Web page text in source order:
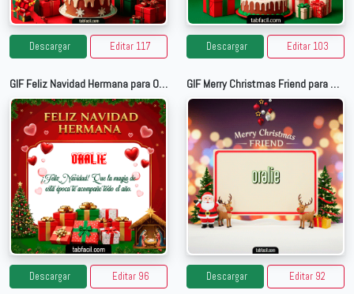
Descargar Editar 117 Descargar Editar 103
GIF Feliz Navidad Hermana para Oralie
Descargar Editar 96
GIF Merry Christmas Friend para Oralie
Descargar Editar 92